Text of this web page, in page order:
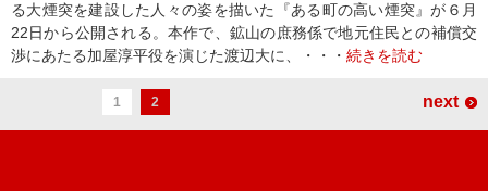
る大煙突を建設した人々の姿を描いた『ある町の高い煙突』が６月
22日から公開される。本作で、鉱山の庶務係で地元住民との補償交
渉にあたる加屋淳平役を演じた渡辺大に、・・・ 続きを読む
1 2 next